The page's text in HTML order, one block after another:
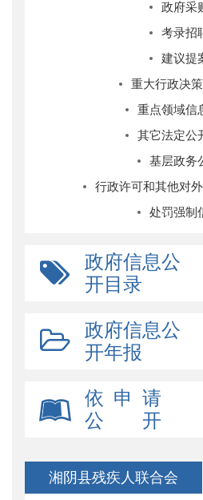
政府采
考录招
建议提
重大行政决
重点领域信
其它法定公
基层政务
行政许可和其他对
处罚强制
政府信息公
开目录
政府信息公
开年报
依 申 请
公 开
湘阴县残疾人联合会